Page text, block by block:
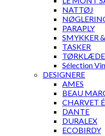
NATTØJ
PARAPLY
SMYKKER
TASKER
Sélection
DESIGNERE
AMES
BEAU
CHARVET
DANTE
DURALEX
ECOBIRDY